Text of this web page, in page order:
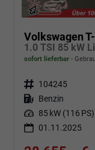
Volkswagen
sofort lieferbar
Fahrzeugnr. 104245
Kraftstoff Benzin
Leistung 85 kW (116 PS)
01.11.2025